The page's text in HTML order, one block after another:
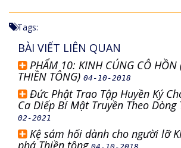
Tags:
BÀI VIẾT LIÊN QUAN
PHẨM 10: KINH CÚNG CÔ HỒN
THIỀN TÔNG) 04-10-2018
Đức Phật Trao Tập Huyền Ký
Ca Diếp Bí Mật Truyền Theo Dòng
02-2021
Kệ sám hối dành cho người lỡ
phá Thiền tông